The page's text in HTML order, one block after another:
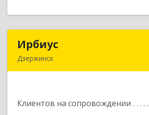
Ирбиус
Дзержинск
Клиентов на сопровождении